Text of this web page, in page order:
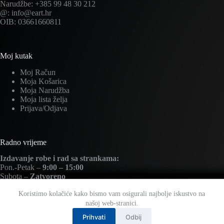
Koristimo kolačiće kako bismo vam osigurali najbolje iskustvo na
našoj web-stranici.
Prihvati Odbij
Narudžbe: +385 99 48 30 212
@: info@eart.hr
OIB: 03661660811
Moj kutak
Moj Račun
Moja Košarica
Moja Narudžba
Moja lista želja
Prijava/Odjava
Radno vrijeme
Izdavanje robe i rad sa strankama:
Pon.-Petak – 9:00 – 15:00
Subota – Zatvoreno